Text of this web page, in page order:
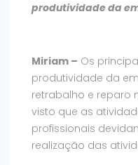
produtividade da
Miriam – Os
produtividade da
retrabalho e reparo
visto que as
profissionais
realização das